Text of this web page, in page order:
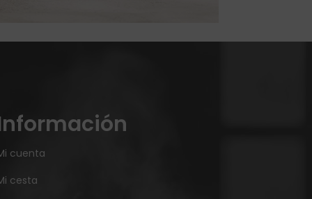
cuenta
cesta